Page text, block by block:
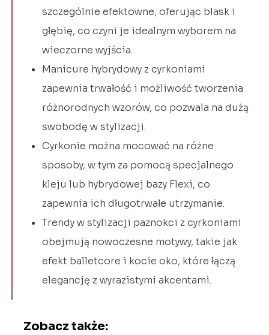
szczególnie efektowne, oferując blask i
głębię, co czyni je idealnym wyborem na
wieczorne wyjścia.
Manicure hybrydowy z cyrkoniami
zapewnia trwałość i możliwość tworzenia
różnorodnych wzorów, co pozwala na dużą
swobodę w stylizacji.
Cyrkonie można mocować na różne
sposoby, w tym za pomocą specjalnego
kleju lub hybrydowej bazy Flexi, co
zapewnia ich długotrwałe utrzymanie.
Trendy w stylizacji paznokci z cyrkoniami
obejmują nowoczesne motywy, takie jak
efekt balletcore i kocie oko, które łączą
elegancję z wyrazistymi akcentami.
Zobacz także: